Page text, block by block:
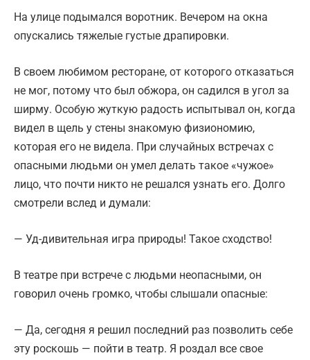
На улице подымался воротник. Вечером на окна
опускались тяжелые густые драпировки.
В своем любимом ресторане, от которого отказаться
не мог, потому что был обжора, он садился в угол за
ширму. Особую жуткую радость испытывал он, когда
видел в щель у стены знакомую физиономию,
которая его не видела. При случайных встречах с
опасными людьми он умел делать такое «чужое»
лицо, что почти никто не решался узнать его. Долго
смотрели вслед и думали:
— Уд-дивительная игра природы! Такое сходство!
В театре при встрече с людьми неопасными, он
говорил очень громко, чтобы слышали опасные:
— Да, сегодня я решил последний раз позволить себе
эту роскошь — пойти в театр. Я роздал все свое